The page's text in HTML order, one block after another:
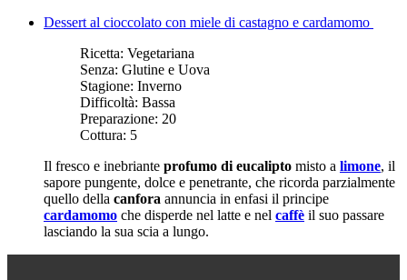
Dessert al cioccolato con miele di castagno e cardamomo
Ricetta: Vegetariana
Senza: Glutine e Uova
Stagione: Inverno
Difficoltà: Bassa
Preparazione: 20
Cottura: 5
Il fresco e inebriante profumo di eucalipto misto a limone, il
sapore pungente, dolce e penetrante, che ricorda parzialmente
quello della canfora annuncia in enfasi il principe
cardamomo che disperde nel latte e nel caffè il suo passare
lasciando la sua scia a lungo.